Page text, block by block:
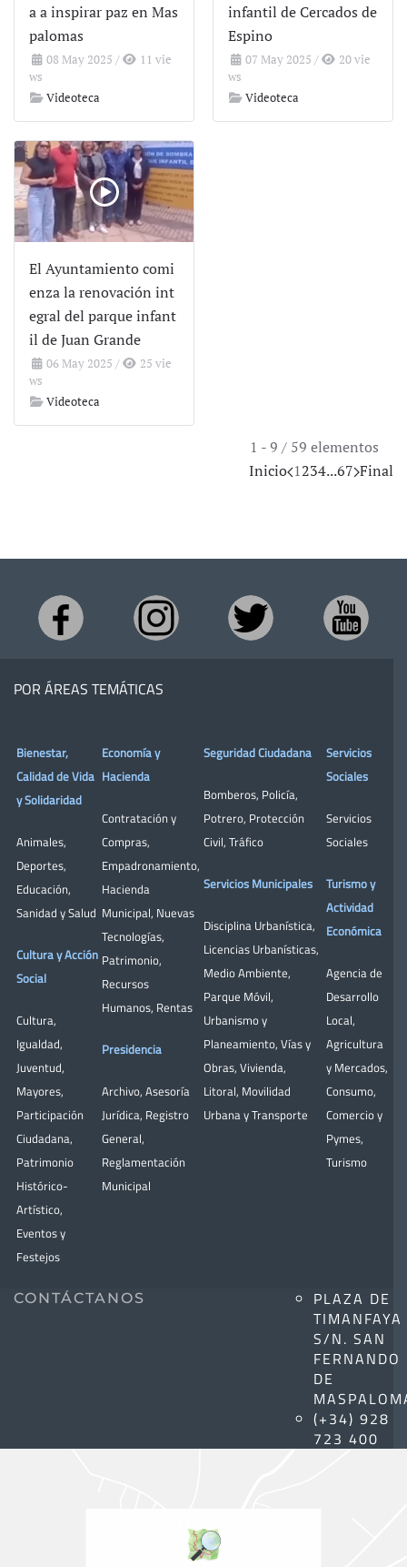
a a inspirar paz en Mas
palomas
08 May 2025 /
11 vie
ws
Videoteca
infantil de Cercados de
Espino
07 May 2025 /
20 vie
ws
Videoteca
El Ayuntamiento comi
enza la renovación int
egral del parque infant
il de Juan Grande
06 May 2025 /
25 vie
ws
Videoteca
1 - 9 / 59 elementos
Inicio 1234...67 Final
POR ÁREAS TEMÁTICAS
Bienestar,
Calidad de Vida
y Solidaridad
Animales,
Deportes,
Educación,
Sanidad y Salud
Cultura y Acción
Social
Cultura,
Igualdad,
Juventud,
Mayores,
Participación
Ciudadana,
Patrimonio
Histórico-
Artístico,
Eventos y
Festejos
Economía y
Hacienda
Contratación y
Compras,
Empadronamiento,
Hacienda
Municipal, Nuevas
Tecnologías,
Patrimonio,
Recursos
Humanos, Rentas
Presidencia
Archivo, Asesoría
Jurídica, Registro
General,
Reglamentación
Municipal
Seguridad Ciudadana
Bomberos, Policía,
Potrero, Protección
Civil, Tráfico
Servicios Municipales
Disciplina Urbanística,
Licencias Urbanísticas,
Medio Ambiente,
Parque Móvil,
Urbanismo y
Planeamiento, Vías y
Obras, Vivienda,
Litoral, Movilidad
Urbana y Transporte
Servicios
Sociales
Servicios
Sociales
Turismo y
Actividad
Económica
Agencia de
Desarrollo
Local,
Agricultura
y Mercados,
Consumo,
Comercio y
Pymes,
Turismo
CONTÁCTANOS
PLAZA DE
TIMANFAYA
S/N. SAN
FERNANDO
DE
(+34) 928
723 400